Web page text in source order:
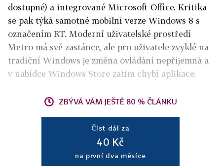
dostupné) a integrované Microsoft Office. Kritika
se pak týká samotné mobilní verze Windows 8 s
označením RT. Moderní uživatelské prostředí
Metro má své zastánce, ale pro uživatele zvyklé na
tradiční Windows je změna ovládání nepříjemná a
v nabídce Windows Store zatím chybí aplikace.
ZBÝVÁ VÁM JEŠTĚ 80 % ČLÁNKU
Číst dál za
40 Kč
na první dva měsíce